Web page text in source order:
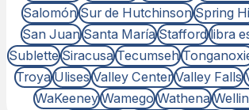
Salomón Sur de Hutchinson Spring
San Juan Santa María Stafford libra
Sublette Siracusa Tecumseh
Troya Ulises Valley Center Valley Falls
WaKeeney Wamego Wathena